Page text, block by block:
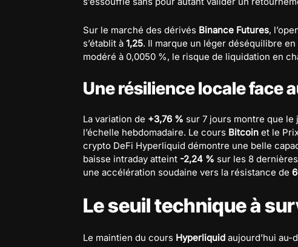
Sur le marché des dérivés Binance Futures,
s’établit à 1,25. Il marque un léger déséquilibre
modéré à 0,0050 %, le risque de liquidation en
Une résilience locale face
La variation de +3,76 % sur 7 jours montre que
l’échelle hebdomadaire. Le cours Bitcoin et le
crypto DeFi Hyperliquid démontre une belle
baisse intraday atteint -2,24 % sur les 8
une accélération soudaine vers la résistance de
Le seuil technique à
Le maintien du cours Hyperliquid aujourd’hui au-